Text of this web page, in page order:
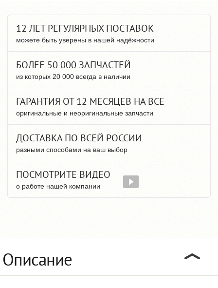
12 ЛЕТ РЕГУЛЯРНЫХ ПОСТАВОК
можете быть уверены в нашей надёжности
БОЛЕЕ 50 000 ЗАПЧАСТЕЙ
из которых 20 000 всегда в наличии
ГАРАНТИЯ ОТ 12 МЕСЯЦЕВ НА ВСЕ
оригинальные и неоригинальные запчасти
ДОСТАВКА ПО ВСЕЙ РОССИИ
разными способами на ваш выбор
ПОСМОТРИТЕ ВИДЕО
о работе нашей компании
Описание